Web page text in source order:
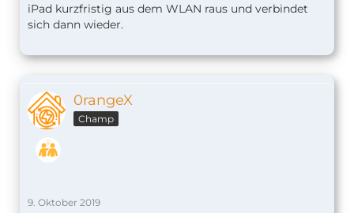
iPad kurzfristig aus dem WLAN raus und verbindet
sich dann wieder.
0rangeX
Champ
9. Oktober 2019